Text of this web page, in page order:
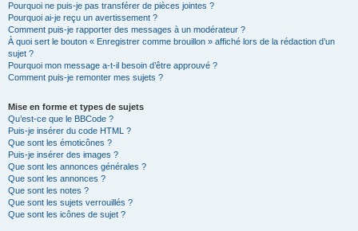
Pourquoi ne puis-je pas transférer de pièces jointes ?
Pourquoi ai-je reçu un avertissement ?
Comment puis-je rapporter des messages à un modérateur ?
À quoi sert le bouton « Enregistrer comme brouillon » affiché lors de la rédaction d’un
sujet ?
Pourquoi mon message a-t-il besoin d’être approuvé ?
Comment puis-je remonter mes sujets ?
Mise en forme et types de sujets
Qu’est-ce que le BBCode ?
Puis-je insérer du code HTML ?
Que sont les émoticônes ?
Puis-je insérer des images ?
Que sont les annonces générales ?
Que sont les annonces ?
Que sont les notes ?
Que sont les sujets verrouillés ?
Que sont les icônes de sujet ?